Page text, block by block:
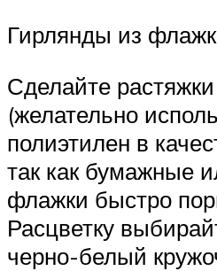
Гирлянды из
Сделайте
(желательно
полиэтилен в
так как бумажные
флажки быстро
Расцветку
черно-белый